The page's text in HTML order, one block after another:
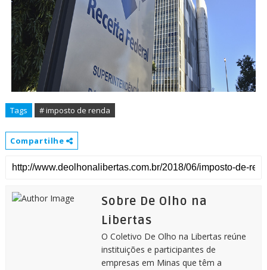
Tags # imposto de renda
Compartilhe
Sobre De Olho na
Libertas
O Coletivo De Olho na Libertas reúne
instituições e participantes de
empresas em Minas que têm a